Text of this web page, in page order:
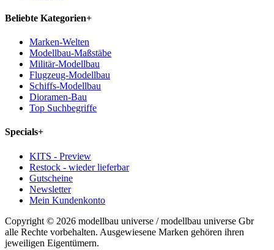
Beliebte Kategorien+
Marken-Welten
Modellbau-Maßstäbe
Militär-Modellbau
Flugzeug-Modellbau
Schiffs-Modellbau
Dioramen-Bau
Top Suchbegriffe
Specials+
KITS - Preview
Restock - wieder lieferbar
Gutscheine
Newsletter
Mein Kundenkonto
Copyright © 2026 modellbau universe / modellbau universe Gbr
alle Rechte vorbehalten. Ausgewiesene Marken gehören ihren
jeweiligen Eigentümern.